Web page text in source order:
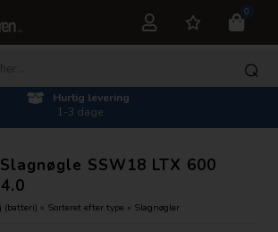
0
Hurtig levering
1-3 dage
SSW18 LTX 600
» Sorteret efter type » Slagnøgler